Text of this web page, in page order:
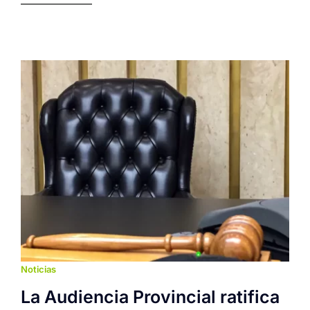
Noticias
La Audiencia Provincial ratifica